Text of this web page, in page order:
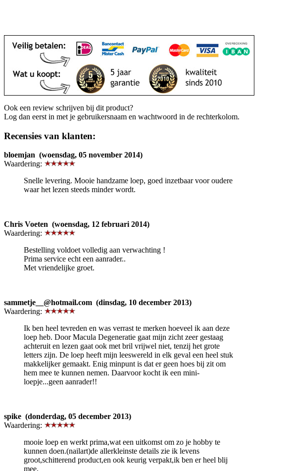
Ook een review schrijven bij dit product?
Log dan eerst in met je gebruikersnaam en wachtwoord in de rechterkolom.
Recensies van klanten:
bloemjan (woensdag, 05 november 2014)
Waardering:
Snelle levering. Mooie handzame loep, goed inzetbaar voor oudere
waar het lezen steeds minder wordt.
Chris Voeten (woensdag, 12 februari 2014)
Waardering:
Bestelling voldoet volledig aan verwachting !
Prima service echt een aanrader..
Met vriendelijke groet.
sammetje__@hotmail.com (dinsdag, 10 december 2013)
Waardering:
Ik ben heel tevreden en was verrast te merken hoeveel ik aan deze
loep heb. Door Macula Degeneratie gaat mijn zicht zeer gestaag
achteruit en lezen gaat ook met bril vrijwel niet, tenzij het grote
letters zijn. De loep heeft mijn leeswereld in elk geval een heel stuk
makkelijker gemaakt. Enig minpunt is dat er geen hoes bij zit om
hem mee te kunnen nemen. Daarvoor kocht ik een mini-
loepje...geen aanrader!!
spike (donderdag, 05 december 2013)
Waardering:
mooie loep en werkt prima,wat een uitkomst om zo je hobby te
kunnen doen.(nailart)de allerkleinste details zie ik levens
groot,schitterend product,en ook keurig verpakt,ik ben er heel blij
mee.